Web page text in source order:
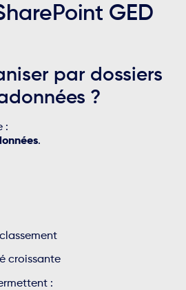
GED
par dossiers
?
:
.
croissante
: